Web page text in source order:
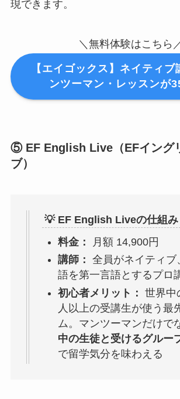
現できます。
＼無料体験はこちら
【エイゴックス】ネイティブ
ンツーマン・レッスンが
⑤ EF English Live（EFイング
ブ）
💡 EF English Liveの仕組み
料金：
月額 14,900円
講師： 全員がネイティブ
語を第一言語とするプロ
初心者メリット： 世界中
人以上の受講生が使う最
ム。マンツーマンだけで
中の生徒と受けるグルー
で留学気分を味わえる